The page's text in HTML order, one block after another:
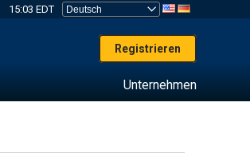
15:03 EDT
Registrieren
Unternehmen